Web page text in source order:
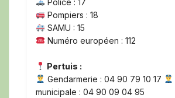
Police : 17
Pompiers : 18
SAMU : 15
Numéro européen : 112
Pertuis :
Gendarmerie : 04 90 79 10 17
municipale : 04 90 09 04 95